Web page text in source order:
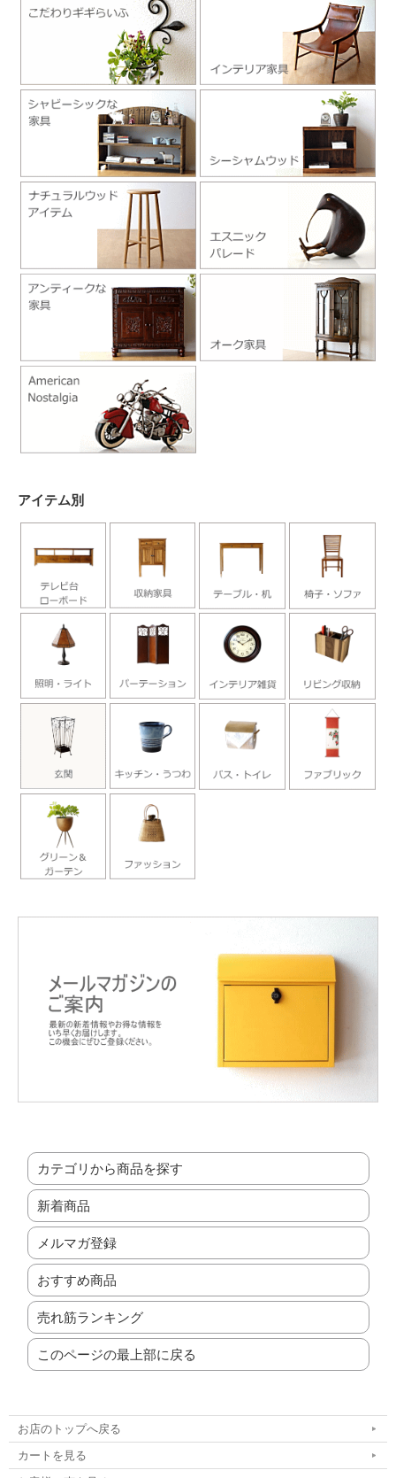
アイテム別
カテゴリから商品を探す
新着商品
メルマガ登録
おすすめ商品
売れ筋ランキング
このページの最上部に戻る
お店のトップへ戻る
カートを見る